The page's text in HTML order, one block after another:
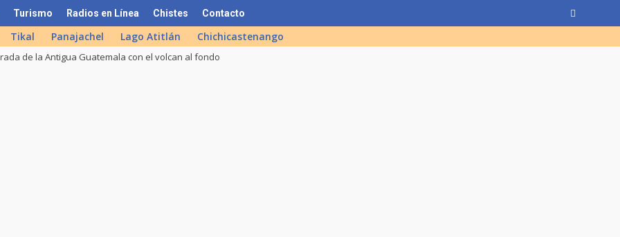
Turismo Radios en Línea Chistes Contacto
Tikal Panajachel Lago Atitlán Chichicastenango
de la Antigua Guatemala con el volcan al fondo